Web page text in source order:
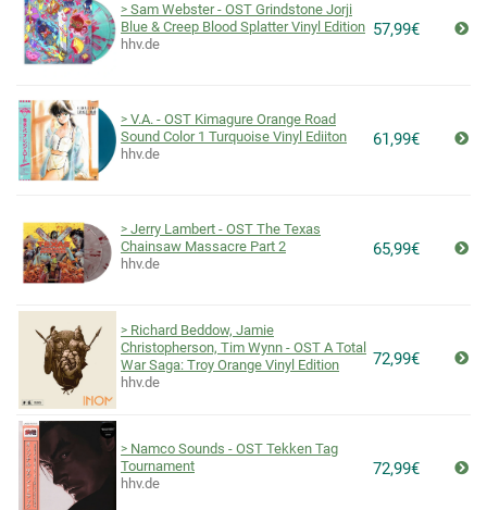
Sam Webster - OST Grindstone Jorji
Blue & Creep Blood Splatter Vinyl Edition
hhv.de
57,99€
V.A. - OST Kimagure Orange Road
Sound Color 1 Turquoise Vinyl Ediiton
hhv.de
61,99€
Jerry Lambert - OST The Texas
Chainsaw Massacre Part 2
hhv.de
65,99€
Richard Beddow, Jamie
Christopherson, Tim Wynn - OST A Total
War Saga: Troy Orange Vinyl Edition
hhv.de
72,99€
Namco Sounds - OST Tekken Tag
Tournament
hhv.de
72,99€